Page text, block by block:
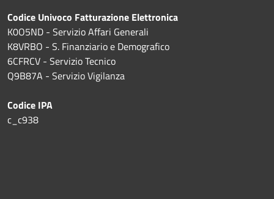
Codice Univoco Fatturazione Elettronica
K0O5ND - Servizio Affari Generali
K8VRBO - S. Finanziario e Demografico
6CFRCV - Servizio Tecnico
Q9B87A - Servizio Vigilanza
Codice IPA
c_c938